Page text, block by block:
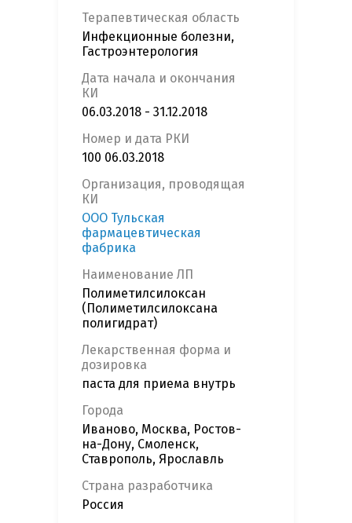
Терапевтическая область
Инфекционные болезни,
Гастроэнтерология
Дата начала и окончания
КИ
06.03.2018 - 31.12.2018
Номер и дата РКИ
100 06.03.2018
Организация, проводящая
КИ
ООО Тульская
фармацевтическая
фабрика
Наименование ЛП
Полиметилсилоксан
(Полиметилсилоксана
полигидрат)
Лекарственная форма и
дозировка
паста для приема внутрь
Города
Иваново, Москва, Ростов-
на-Дону, Смоленск,
Ставрополь, Ярославль
Страна разработчика
Россия